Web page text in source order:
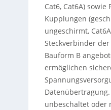
Cat6, Cat6A) sowie
Kupplungen
ungeschirmt,
Steckverbinder
Bauform B
ermöglichen
unbeschaltet oder